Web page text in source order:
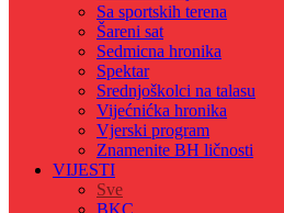
Sa sportskih terena
Šareni sat
Sedmicna hronika
Spektar
Srednjoškolci na talasu
Vijećnićka hronika
Vjerski program
Znamenite BH ličnosti
VIJESTI
Sve
BKC